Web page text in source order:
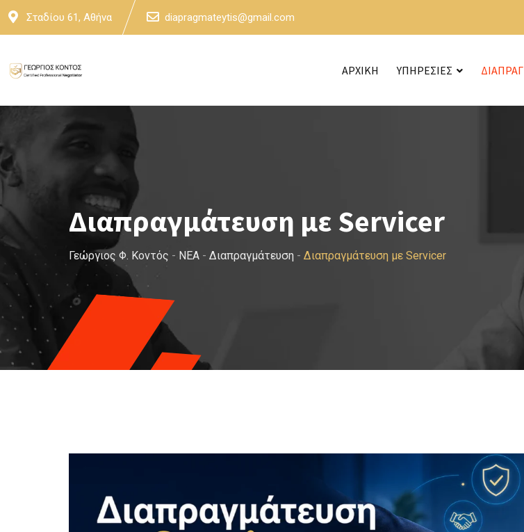
Skip
Σταδίου 61, Αθήνα diapragmateytis@gmail.com
ΑΡΧΙΚΗ ΥΠΗΡΕΣΙΕΣ
Διαπραγμάτευση με Servicer
Γεώργιος Φ. Κοντός - NEA - Διαπραγμάτευση - Διαπραγμάτευση με Servicer